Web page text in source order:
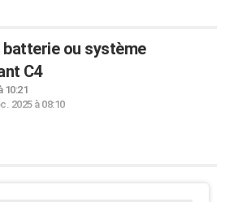
ou système
C4
10:21
2025 à 08:10